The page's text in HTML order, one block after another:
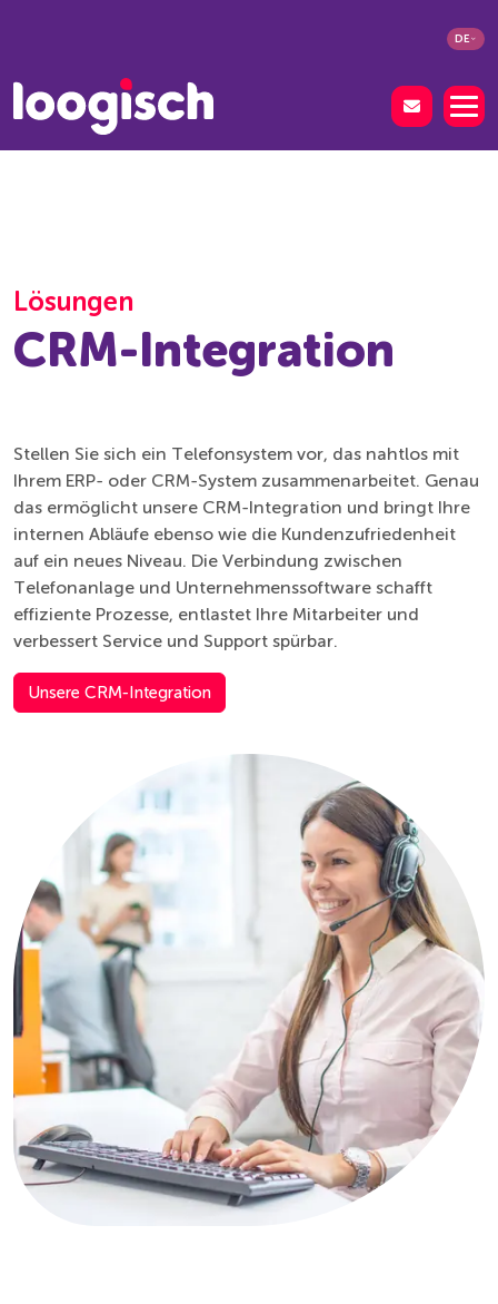
DE
Lösungen
CRM-Integration
Stellen Sie sich ein Telefonsystem vor, das nahtlos mit
Ihrem ERP- oder CRM-System zusammenarbeitet. Genau
das ermöglicht unsere CRM-Integration und bringt Ihre
internen Abläufe ebenso wie die Kundenzufriedenheit
auf ein neues Niveau. Die Verbindung zwischen
Telefonanlage und Unternehmenssoftware schafft
effiziente Prozesse, entlastet Ihre Mitarbeiter und
verbessert Service und Support spürbar.
Unsere CRM-Integration